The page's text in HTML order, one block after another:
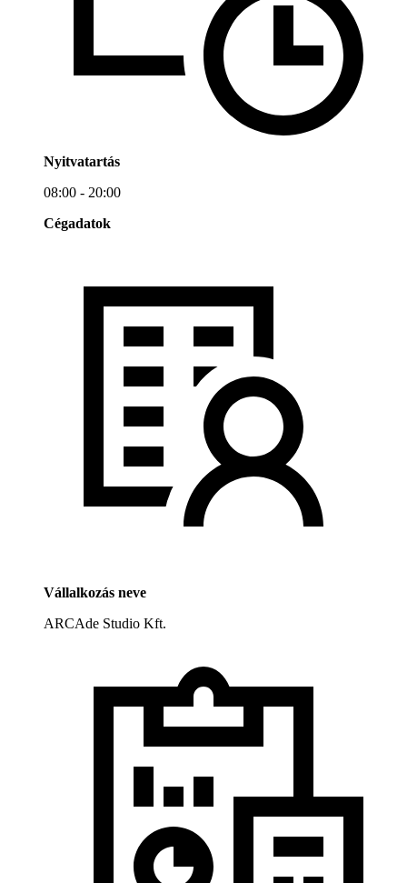
Nyitvatartás
08:00 - 20:00
Cégadatok
Vállalkozás neve
ARCAde Studio Kft.